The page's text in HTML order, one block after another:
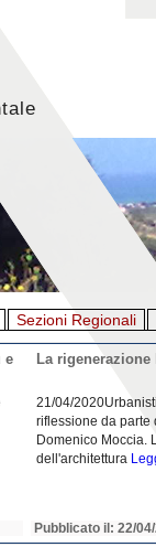
Sezioni Regionali
e
La
21/04/
riflessione da parte
Domenico Moccia.
dell'architettura
Pubblicato il: 22/